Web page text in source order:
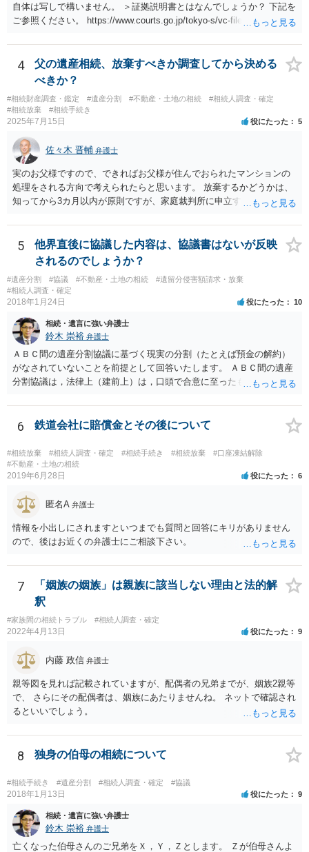
自体は写しで構いません。 ＞証拠説明書とはなんでしょうか？ 下記を
ご参照ください。 https://www.courts.go.jp/tokyo-s/vc-files/tokyo-s/file/
4
父の遺産相続、放棄すべきか調査してから決める
べきか？
#相続財産調査・鑑定 #遺産分割 #不動産・土地の相続
#相続人調査・確定
#相続放棄
#相続手続き
2025年7月15日 役にたった 5
佐々木 晋輔 弁護士
実のお父様ですので、できればお父様が住んでおられたマンションの
処理をされる方向で考えられたらと思います。 放棄するかどうかは、
知ってから3カ月以内が原則ですが、家庭裁判所に申立すれば3カ月の
放棄するかどうか決めることができます。 銀行やサラ金が数年も放置
することはありませんので、数年後に借金が発見される可能性はほぼ
ありません。 なお、私が扱った相続放棄を検討していた案件で、期間
伸長して調査したところ、サラ金に対する過払金など相当な財産が見
つかったため相続したという事例がありました。
5
他界直後に協議した内容は、協議書はないが反映
されるのでしょうか？
#遺産分割 #協議 #不動産・土地の相続
#遺留分侵害額請求・放棄
#相続人調査・確定
2018年1月24日 役にたった 10
相続・遺言に強い弁護士
鈴木 崇裕 弁護士
ＡＢＣ間の遺産分割協議に基づく現実の分割（たとえば預金の解約）
がなされていないことを前提として回答いたします。 ＡＢＣ間の遺産
分割協議は，法律上（建前上）は，口頭で合意に至ったものであって
ん。 また，不動産の名義を移転するためには，遺産分割協議書への署
名捺印を得る必要があります。 したがって，残念ながら，「ＡＢＣ間
の遺産分割協議が有効に成立している」という前提に基づく主張は困
難と思われます。 「ＡＢＣ間の遺産分割協議は未了のまま，ＡとＢが
死亡し，二次相続が発生した」という前提に基づいて協議を進める必
要があります。 もちろん，Ｃの立場としては，ＡＢＣ間の遺産分割協
人は応じない姿勢を示していることから，実現は困難だと思います。
しどころ）としては，譲歩することを甘受しなければならないかもし
れません。
6 鉄道会社に賠償金とその後について
#相続放棄 #相続人調査・確定 #相続手続き #相続放棄
#口座凍結解除
#不動産・土地の相続
2019年6月28日 役にたった 6
匿名A 弁護士
情報を小出しにされますといつまでも質問と回答にキリがありません
ので、後はお近くの弁護士にご相談下さい。
7
「姻族の姻族」は親族に該当しない理由と法的解
釈
#家族間の相続トラブル #相続人調査・確定
2022年4月13日 役にたった 9
内藤 政信 弁護士
親等図を見れば記載されていますが、配偶者の兄弟までが、姻族2親等
で、 さらにその配偶者は、姻族にあたりませんね。 ネットで確認され
るといいでしょう。
8 独身の伯母の相続について
#相続手続き #遺産分割 #相続人調査・確定 #協議
2018年1月13日 役にたった 9
相続・遺言に強い弁護士
鈴木 崇裕 弁護士
亡くなった伯母さんのご兄弟をＸ，Ｙ，Ｚとします。 Ｚが伯母さんよ